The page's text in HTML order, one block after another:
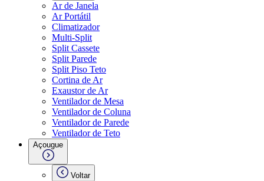
Ar de Janela
Ar Portátil
Climatizador
Multi-Split
Split Cassete
Split Parede
Split Piso Teto
Cortina de Ar
Exaustor de Ar
Ventilador de Mesa
Ventilador de Coluna
Ventilador de Parede
Ventilador de Teto
Açougue
Voltar